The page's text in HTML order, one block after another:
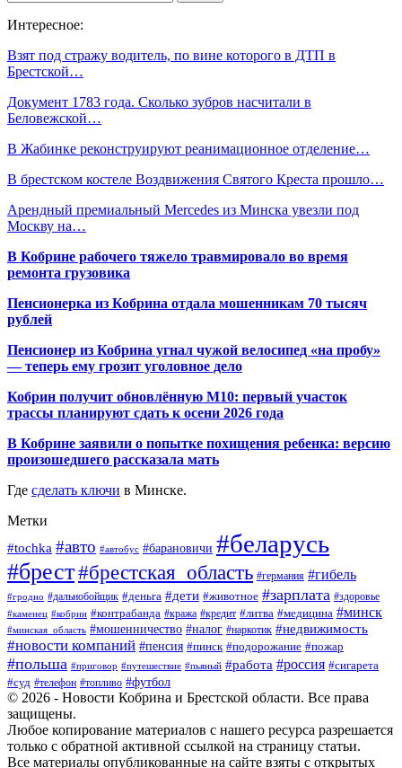
Интересное:
Взят под стражу водитель, по вине которого в ДТП в
Брестской…
Документ 1783 года. Сколько зубров насчитали в
Беловежской…
В Жабинке реконструируют реанимационное отделение…
В брестском костеле Воздвижения Святого Креста прошло…
Арендный премиальный Mercedes из Минска увезли под
Москву на…
В Кобрине рабочего тяжело травмировало во время
ремонта грузовика
Пенсионерка из Кобрина отдала мошенникам 70 тысяч
рублей
Пенсионер из Кобрина угнал чужой велосипед «на пробу»
— теперь ему грозит уголовное дело
Кобрин получит обновлённую М10: первый участок
трассы планируют сдать к осени 2026 года
В Кобрине заявили о попытке похищения ребенка: версию
произошедшего рассказала мать
Где сделать ключи в Минске.
Метки
#tochka #авто #автобус #барановичи #беларусь
#брест#брестская_область #германия #гибель
#гродно #дальнобойщик #деньга #дети #животное #зарплата #здоровье
#каменец #кобрин #контрабанда #кража #кредит #литва #медицина #минск
#минская_область #мошенничество #налог #наркотик #недвижимость
#новости компаний #пенсия #пинск #подорожание #пожар
#польша #приговор #путешествие #пьяный #работа #россия #сигарета
#суд #телефон #топливо #футбол
© 2026 - Новости Кобрина и Брестской области. Все права
защищены.
Любое копирование материалов с нашего ресурса разрешается
только с обратной активной ссылкой на страницу статьи.
Все материалы опубликованные на сайте взяты с открытых